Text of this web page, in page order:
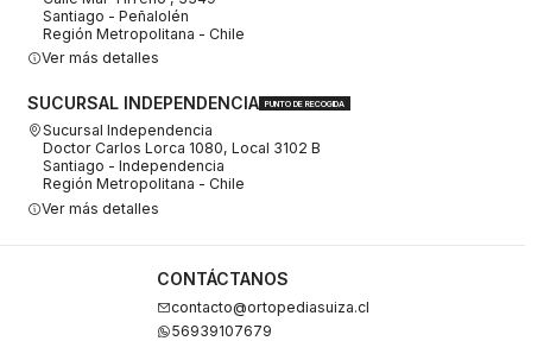
Santiago - Peñalolén
Región Metropolitana - Chile
Ver más detalles
SUCURSAL INDEPENDENCIA PUNTO DE RECOGIDA
Sucursal Independencia
Doctor Carlos Lorca 1080, Local 3102 B
Santiago - Independencia
Región Metropolitana - Chile
Ver más detalles
CONTÁCTANOS
contacto@ortopediasuiza.cl
56939107679